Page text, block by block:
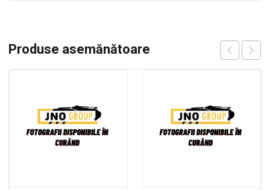
Produse asemănătoare